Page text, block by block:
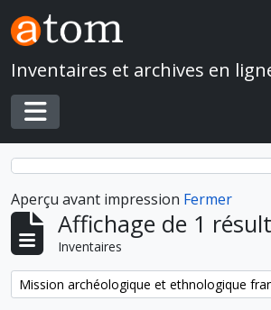
Skip to main content
Inventaires et archives en
Toggle navigation
Aperçu avant impression Fermer
Affichage de 1
Inventaires
Remove filter: